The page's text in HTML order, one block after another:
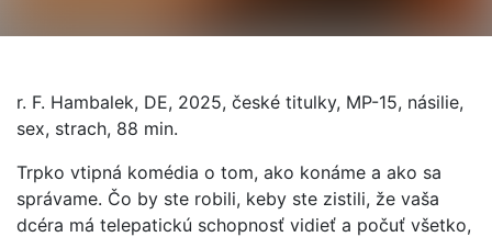
r. F. Hambalek, DE, 2025, české titulky, MP-15, násilie,
sex, strach, 88 min.
Trpko vtipná komédia o tom, ako konáme a ako sa
správame. Čo by ste robili, keby ste zistili, že vaša
dcéra má telepatickú schopnosť vidieť a počuť všetko,